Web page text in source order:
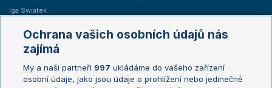
Iga Swiatek
Žebříčky
Žebříček ATP (muži)
Žebříček WTA (ženy)
Australian Open
French Open
Ochrana vašich osobních údajů nás
zajímá
My a naši partneři 997 ukládáme do vašeho zařízení
osobní údaje, jako jsou údaje o prohlížení nebo jedinečné